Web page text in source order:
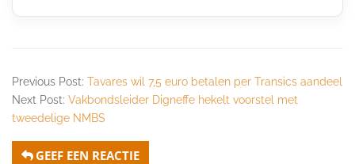
Previous Post: Tavares wil 7,5 euro betalen per Transics aandeel
Next Post: Vakbondsleider Digneffe hekelt voorstel met
tweedelige NMBS
GEEF EEN REACTIE